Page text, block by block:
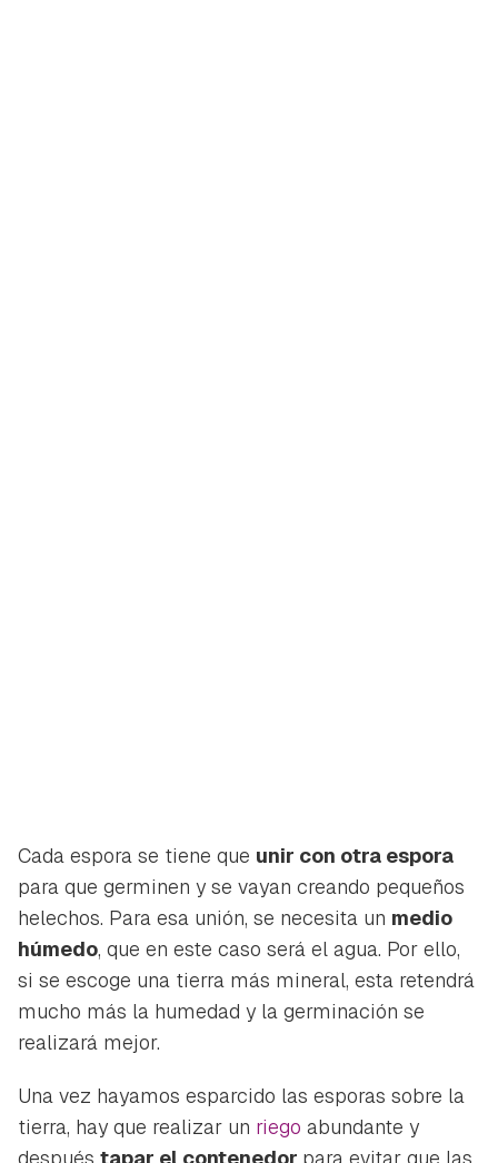
Cada espora se tiene que unir con otra espora
para que germinen y se vayan creando pequeños
helechos. Para esa unión, se necesita un medio
húmedo, que en este caso será el agua. Por ello,
si se escoge una tierra más mineral, esta retendrá
mucho más la humedad y la germinación se
realizará mejor.
Una vez hayamos esparcido las esporas sobre la
tierra, hay que realizar un riego abundante y